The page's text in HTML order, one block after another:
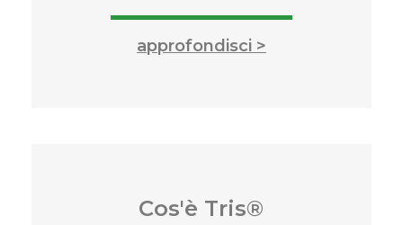
approfondisci >
Cos'è Tris®